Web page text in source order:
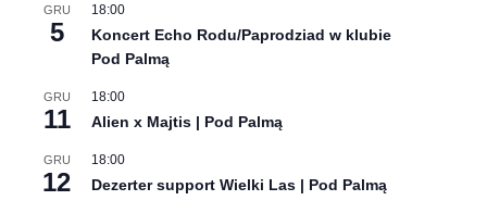
GRU
5
18:00
Koncert Echo Rodu/Paprodziad w klubie
Pod Palmą
GRU
11
18:00
Alien x Majtis | Pod Palmą
GRU
12
18:00
Dezerter support Wielki Las | Pod Palmą